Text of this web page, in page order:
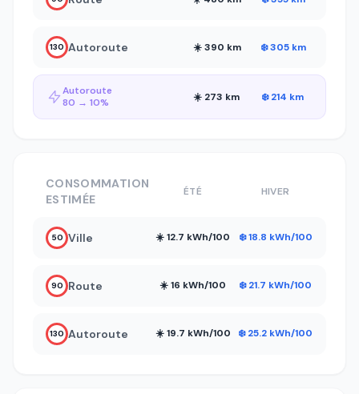
130 Autoroute ☀️ 390 km ❄️ 305 km
Autoroute
80 → 10%
☀️ 273 km ❄️ 214 km
CONSOMMATION
ESTIMÉE
ÉTÉ HIVER
50 Ville ☀️ 12.7 kWh/100 ❄️ 18.8 kWh/100
90 Route ☀️ 16 kWh/100 ❄️ 21.7 kWh/100
130 Autoroute ☀️ 19.7 kWh/100 ❄️ 25.2 kWh/100